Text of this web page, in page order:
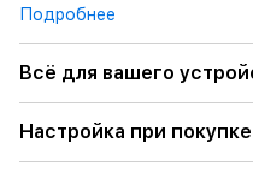
Подробнее
Всё для вашего
Настройка при покупке